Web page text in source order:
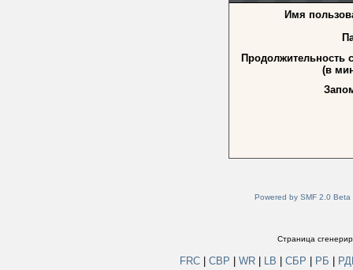
Имя
Продолжительность
(в
Powered by SMF 2.0 Beta
Страница
FRC СВР WR LB СБР РБ